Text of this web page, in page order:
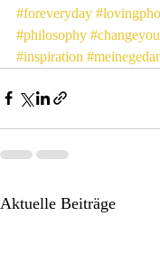
#foreveryday
#philosophy
#inspiration
Aktuelle Beiträge